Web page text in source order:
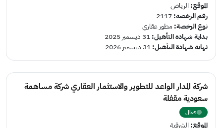
الموقع: الرياض
رقم الرخصة:2117
نوع الرخصة:مطور عقاري
بداية شهادة التأهيل:31 ديسمبر 2025
نهاية شهادة التأهيل:31 ديسمبر 2026
شركة المدار الواعد للتطوير والاستثمار العقاري شركة مساهمة
سعودية مقفلة
فعال
الموقع: الشرقية